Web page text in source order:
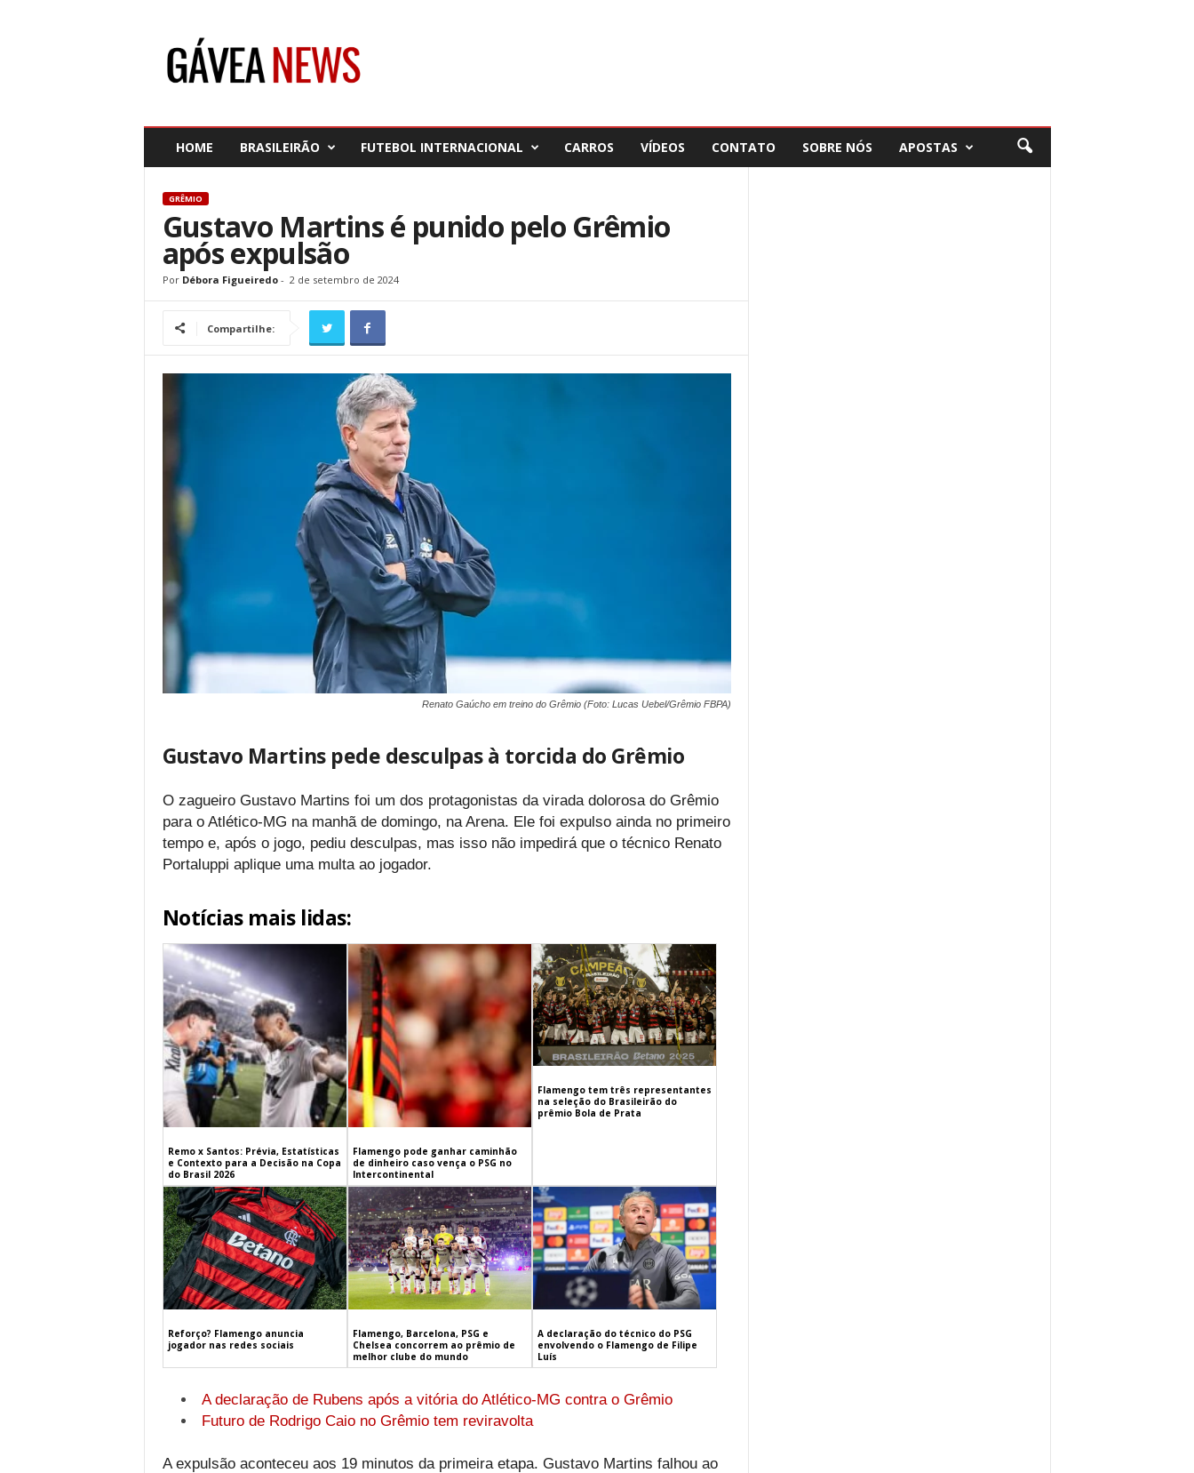
HOME BRASILEIRÃO FUTEBOL INTERNACIONAL CARROS VÍDEOS CONTATO SOBRE NÓS APOSTAS
GRÊMIO
Gustavo Martins é punido pelo Grêmio
após expulsão
Por Débora Figueiredo- 2 de setembro de 2024
Compartilhe:
Renato Gaúcho em treino do Grêmio (Foto: Lucas Uebel/Grêmio FBPA)
Gustavo Martins pede desculpas à torcida do Grêmio
O zagueiro Gustavo Martins foi um dos protagonistas da virada dolorosa do Grêmio
para o Atlético-MG na manhã de domingo, na Arena. Ele foi expulso ainda no primeiro
tempo e, após o jogo, pediu desculpas, mas isso não impedirá que o técnico Renato
Portaluppi aplique uma multa ao jogador.
Notícias mais lidas:
Remo x Santos: Prévia, Estatísticas
e Contexto para a Decisão na Copa
do Brasil 2026
Flamengo pode ganhar caminhão
de dinheiro caso vença o PSG no
Intercontinental
Flamengo tem três representantes
na seleção do Brasileirão do
prêmio Bola de Prata
Reforço? Flamengo anuncia
jogador nas redes sociais
Flamengo, Barcelona, PSG e
Chelsea concorrem ao prêmio de
melhor clube do mundo
A declaração do técnico do PSG
envolvendo o Flamengo de Filipe
Luís
A declaração de Rubens após a vitória do Atlético-MG contra o Grêmio
Futuro de Rodrigo Caio no Grêmio tem reviravolta
A expulsão aconteceu aos 19 minutos da primeira etapa. Gustavo Martins falhou ao